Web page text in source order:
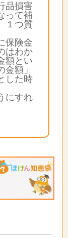
品損害
って補
１つ質
保険金
はわか
額とい
額」
した時
にすれ